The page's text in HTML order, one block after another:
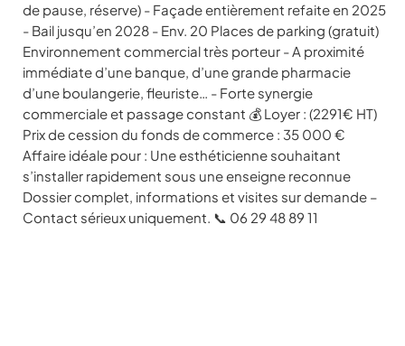
de pause, réserve) - Façade entièrement refaite en 2025
- Bail jusqu’en 2028 - Env. 20 Places de parking (gratuit)
Environnement commercial très porteur - A proximité
immédiate d’une banque, d’une grande pharmacie
d’une boulangerie, fleuriste… - Forte synergie
commerciale et passage constant 💰 Loyer : (2291€ HT)
Prix de cession du fonds de commerce : 35 000 €
Affaire idéale pour : Une esthéticienne souhaitant
s’installer rapidement sous une enseigne reconnue
Dossier complet, informations et visites sur demande –
Contact sérieux uniquement. 📞 06 29 48 89 11